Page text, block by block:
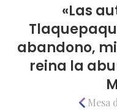
«Las
abandono,
reina la
Mesa